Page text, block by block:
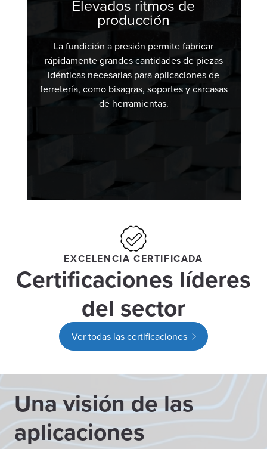
Elevados ritmos de
producción
La fundición a presión permite fabricar
rápidamente grandes cantidades de piezas
idénticas necesarias para aplicaciones de
ferretería, como bisagras, soportes y carcasas
de herramientas.
EXCELENCIA CERTIFICADA
Certificaciones líderes
del sector
Ver todas las certificaciones
Una visión de las
aplicaciones